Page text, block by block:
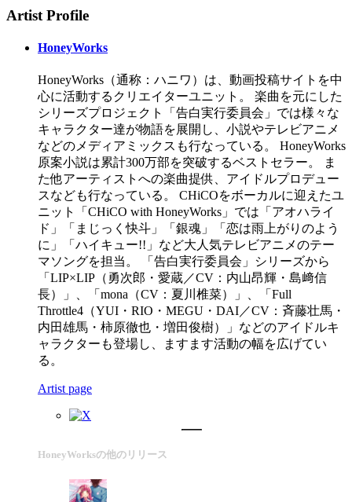
Artist Profile
HoneyWorks
HoneyWorks（通称：ハニワ）は、動画投稿サイトを中
心に活動するクリエイターユニット。 楽曲を元にした
シリーズプロジェクト「告白実行委員会」では様々な
キャラクター達が物語を展開し、小説やテレビアニメ
などのメディアミックスも行なっている。 HoneyWorks
原案小説は累計300万部を突破するベストセラー。 ま
た他アーティストへの楽曲提供、アイドルプロデュー
スなども行なっている。 CHiCOをボーカルに迎えたユ
ニット「CHiCO with HoneyWorks」では「アオハライ
ド」「まじっく快斗」「銀魂」「恋は雨上がりのよう
に」「ハイキュー!!」など大人気テレビアニメのテー
マソングを担当。 「告白実行委員会」シリーズから
「LIP×LIP（勇次郎・愛蔵／CV：内山昂輝・島﨑信
長）」、「mona（CV：夏川椎菜）」、「Full
Throttle4（YUI・RIO・MEGU・DAI／CV：斉藤壮馬・
内田雄馬・柿原徹也・増田俊樹）」などのアイドルキ
ャラクターも登場し、ますます活動の幅を広げてい
る。
Artist page
HoneyWorksの他のリリース